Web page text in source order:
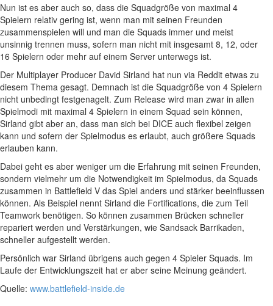
Nun ist es aber auch so, dass die Squadgröße von maximal 4
Spielern relativ gering ist, wenn man mit seinen Freunden
zusammenspielen will und man die Squads immer und meist
unsinnig trennen muss, sofern man nicht mit insgesamt 8, 12, oder
16 Spielern oder mehr auf einem Server unterwegs ist.
Der Multiplayer Producer David Sirland hat nun via Reddit etwas zu
diesem Thema gesagt. Demnach ist die Squadgröße von 4 Spielern
nicht unbedingt festgenagelt. Zum Release wird man zwar in allen
Spielmodi mit maximal 4 Spielern in einem Squad sein können,
Sirland gibt aber an, dass man sich bei DICE auch flexibel zeigen
kann und sofern der Spielmodus es erlaubt, auch größere Squads
erlauben kann.
Dabei geht es aber weniger um die Erfahrung mit seinen Freunden,
sondern vielmehr um die Notwendigkeit im Spielmodus, da Squads
zusammen in Battlefield V das Spiel anders und stärker beeinflussen
können. Als Beispiel nennt Sirland die Fortifications, die zum Teil
Teamwork benötigen. So können zusammen Brücken schneller
repariert werden und Verstärkungen, wie Sandsack Barrikaden,
schneller aufgestellt werden.
Persönlich war Sirland übrigens auch gegen 4 Spieler Squads. Im
Laufe der Entwicklungszeit hat er aber seine Meinung geändert.
Quelle: www.battlefield-inside.de